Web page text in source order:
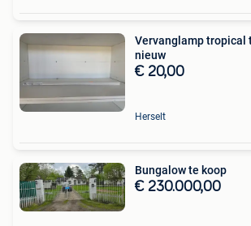
Vervanglamp tropical
nieuw
€ 20,00
Herselt
Bungalow te koop
€ 230.000,00